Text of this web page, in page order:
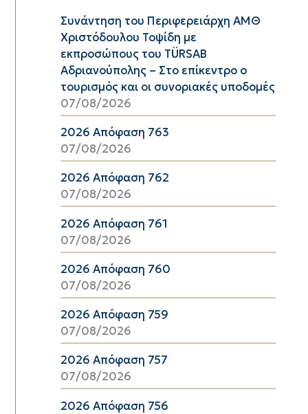
Συνάντηση του Περιφερειάρχη ΑΜΘ
Χριστόδουλου Τοψίδη με
εκπροσώπους του TÜRSAB
Αδριανούπολης – Στο επίκεντρο ο
τουρισμός και οι συνοριακές υποδομές
07/08/2026
2026 Απόφαση 763
07/08/2026
2026 Απόφαση 762
07/08/2026
2026 Απόφαση 761
07/08/2026
2026 Απόφαση 760
07/08/2026
2026 Απόφαση 759
07/08/2026
2026 Απόφαση 757
07/08/2026
2026 Απόφαση 756